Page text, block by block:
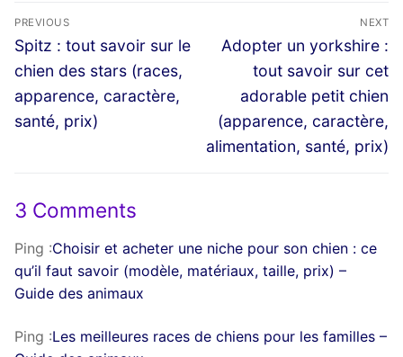
Navigation
de
l’article
PREVIOUS
Previous
post:
Spitz : tout savoir sur le
chien des stars (races,
apparence, caractère,
santé, prix)
NEXT
Next
post:
Adopter un yorkshire :
tout savoir sur cet
adorable petit chien
(apparence, caractère,
alimentation, santé, prix)
3 Comments
Ping :Choisir et acheter une niche pour son chien : ce
qu’il faut savoir (modèle, matériaux, taille, prix) –
Guide des animaux
Ping :Les meilleures races de chiens pour les familles –